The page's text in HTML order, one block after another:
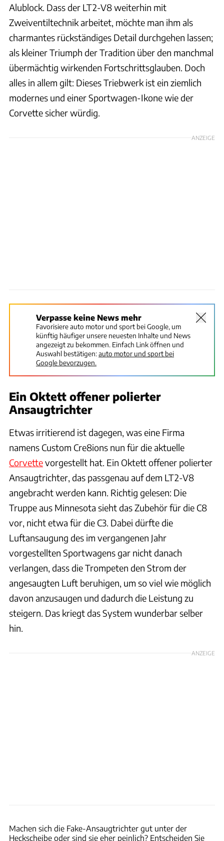
Alublock. Dass der LT2-V8 weiterhin mit
Zweiventiltechnik arbeitet, möchte man ihm als
charmantes rückständiges Detail durchgehen lassen;
als kleiner Triumph der Tradition über den manchmal
übermächtig wirkenden Fortschrittsglauben. Doch
alles in allem gilt: Dieses Triebwerk ist ein ziemlich
modernes und einer Sportwagen-Ikone wie der
Corvette sicher würdig.
ANZEIGE
Verpasse keine News mehr
Favorisiere auto motor und sport bei Google, um
künftig häufiger unsere neuesten Inhalte und News
angezeigt zu bekommen. Einfach Link öffnen und
Auswahl bestätigen:auto motor und sport bei
Google bevorzugen.
Ein Oktett offener polierter
Ansaugtrichter
Etwas irritierend ist dagegen, was eine Firma
namens Custom Cre8ions nun für die aktuelle
Corvettevorgestellt hat. Ein Oktett offener polierter
Ansaugtrichter, das passgenau auf dem LT2-V8
angebracht werden kann. Richtig gelesen: Die
Truppe aus Minnesota sieht das Zubehör für die C8
vor, nicht etwa für die C3. Dabei dürfte die
Luftansaugung des im vergangenen Jahr
vorgestellten Sportwagens gar nicht danach
verlangen, dass die Trompeten den Strom der
angesaugten Luft beruhigen, um so viel wie möglich
davon anzusaugen und dadurch die Leistung zu
steigern. Das kriegt das System wunderbar selber
hin.
ANZEIGE
Machen sich die Fake-Ansaugtrichter gut unter der
Heckscheibe oder sind sie eher peinlich? Entscheiden Sie